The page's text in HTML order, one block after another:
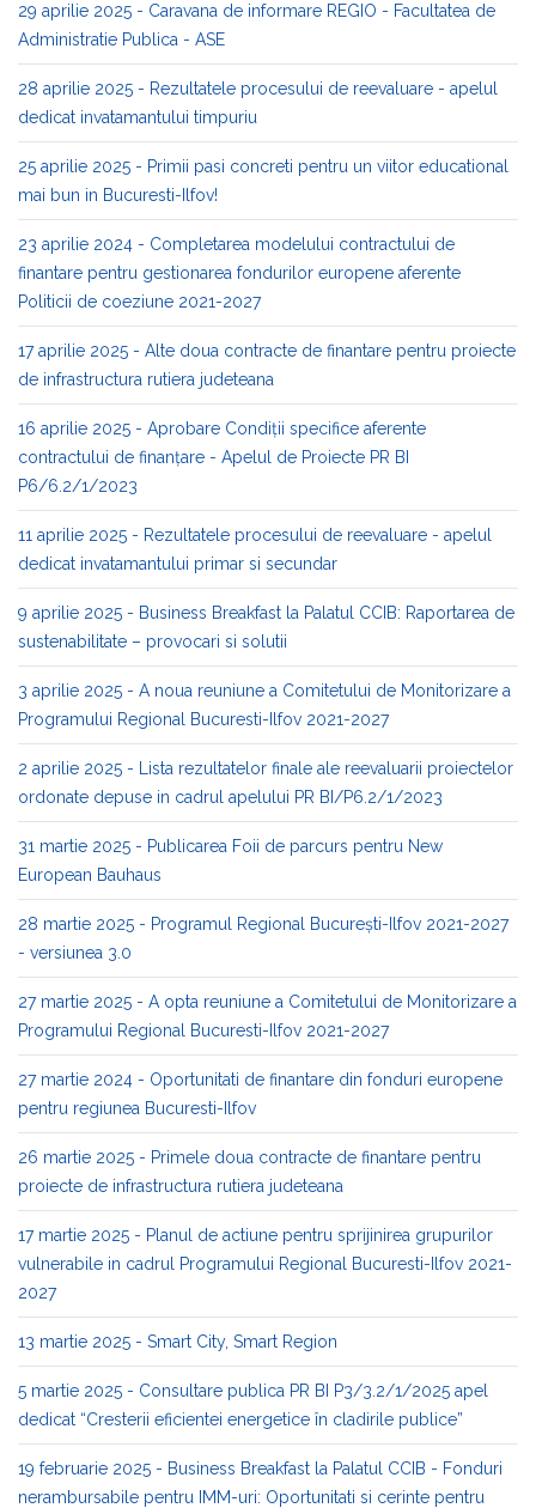
29 aprilie 2025 - Caravana de informare REGIO - Facultatea de
Administratie Publica - ASE
28 aprilie 2025 - Rezultatele procesului de reevaluare - apelul
dedicat invatamantului timpuriu
25 aprilie 2025 - Primii pasi concreti pentru un viitor educational
mai bun in Bucuresti-Ilfov!
23 aprilie 2024 - Completarea modelului contractului de
finantare pentru gestionarea fondurilor europene aferente
Politicii de coeziune 2021-2027
17 aprilie 2025 - Alte doua contracte de finantare pentru proiecte
de infrastructura rutiera judeteana
16 aprilie 2025 - Aprobare Condiții specifice aferente
contractului de finanțare - Apelul de Proiecte PR BI
P6/6.2/1/2023
11 aprilie 2025 - Rezultatele procesului de reevaluare - apelul
dedicat invatamantului primar si secundar
9 aprilie 2025 - Business Breakfast la Palatul CCIB: Raportarea de
sustenabilitate – provocari si solutii
3 aprilie 2025 - A noua reuniune a Comitetului de Monitorizare a
Programului Regional Bucuresti-Ilfov 2021-2027
2 aprilie 2025 - Lista rezultatelor finale ale reevaluarii proiectelor
ordonate depuse in cadrul apelului PR BI/P6.2/1/2023
31 martie 2025 - Publicarea Foii de parcurs pentru New
European Bauhaus
28 martie 2025 - Programul Regional București-Ilfov 2021-2027
- versiunea 3.0
27 martie 2025 - A opta reuniune a Comitetului de Monitorizare a
Programului Regional Bucuresti-Ilfov 2021-2027
27 martie 2024 - Oportunitati de finantare din fonduri europene
pentru regiunea Bucuresti-Ilfov
26 martie 2025 - Primele doua contracte de finantare pentru
proiecte de infrastructura rutiera judeteana
17 martie 2025 - Planul de actiune pentru sprijinirea grupurilor
vulnerabile in cadrul Programului Regional Bucuresti-Ilfov 2021-
2027
13 martie 2025 - Smart City, Smart Region
5 martie 2025 - Consultare publica PR BI P3/3.2/1/2025 apel
dedicat “Cresterii eficientei energetice în cladirile publice”
19 februarie 2025 - Business Breakfast la Palatul CCIB - Fonduri
nerambursabile pentru IMM-uri: Oportunitati si cerinte pentru